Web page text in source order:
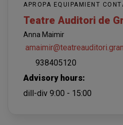
APROPA EQUIPAMIENT
Teatre Auditori de
Anna Maimir
938405120
Advisory hours:
dill-div 9:00 - 15:00